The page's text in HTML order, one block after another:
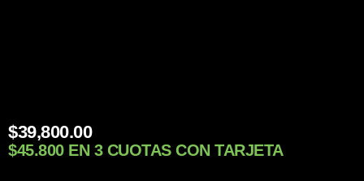
$39,800.00
$45.800 EN 3 CUOTAS CON TARJETA